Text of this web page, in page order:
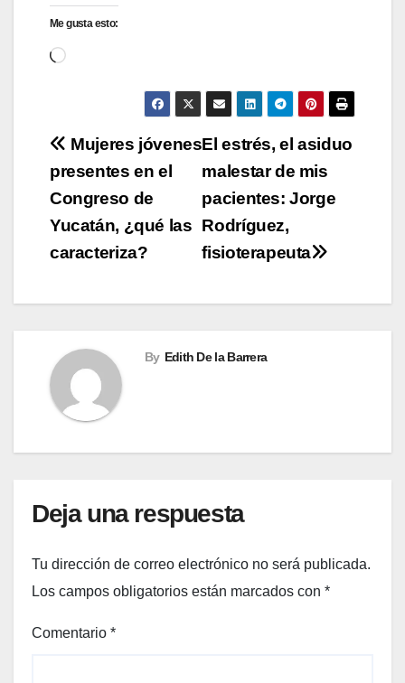
Me gusta esto:
Cargando...
Navegación
de
entradas
El estrés, el asiduo
malestar de mis
pacientes: Jorge
Rodríguez,
fisioterapeuta
Mujeres jóvenes
presentes en el
Congreso de
Yucatán, ¿qué las
caracteriza?
By Edith De la Barrera
Deja una respuesta
Tu dirección de correo electrónico no será publicada.
Los campos obligatorios están marcados con *
Comentario *